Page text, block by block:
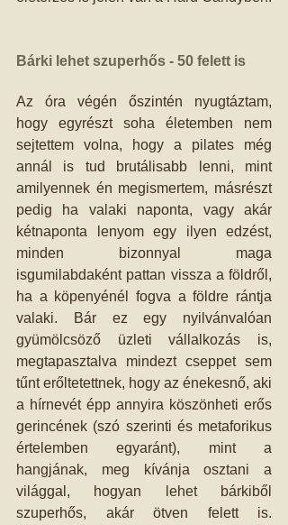
Bárki lehet szuperhős - 50 felett is
Az óra végén őszintén nyugtáztam,
hogy egyrészt soha életemben nem
sejtettem volna, hogy a pilates még
annál is tud brutálisabb lenni, mint
amilyennek én megismertem, másrészt
pedig ha valaki naponta, vagy akár
kétnaponta lenyom egy ilyen edzést,
minden bizonnyal maga
isgumilabdaként pattan vissza a földről,
ha a köpenyénél fogva a földre rántja
valaki. Bár ez egy nyilvánvalóan
gyümölcsöző üzleti vállalkozás is,
megtapasztalva mindezt cseppet sem
tűnt erőltetettnek, hogy az énekesnő, aki
a hírnevét épp annyira köszönheti erős
gerincének (szó szerinti és metaforikus
értelemben egyaránt), mint a
hangjának, meg kívánja osztani a
világgal, hogyan lehet bárkiből
szuperhős, akár ötven felett is.